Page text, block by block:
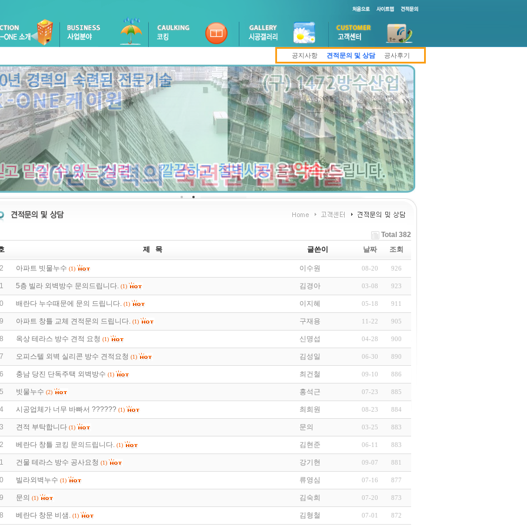
공지사항 견적문의 및 상담 공사후기
Total 382
제 목 글쓴이 날짜 조회
아파트 빗물누수 (1) 이수원 08-20 926
5층 빌라 외벽방수 문의드립니다. (1) 김경아 03-08 923
배란다 누수때문에 문의 드립니다. (1) 이지혜 05-18 911
아파트 창틀 교체 견적문의 드립니다. (1) 구재용 11-22 905
옥상 테라스 방수 견적 요청 (1) 신명섭 04-28 900
오피스텔 외벽 실리콘 방수 견적요청 (1) 김성일 06-30 890
충남 당진 단독주택 외벽방수 (1) 최건철 09-10 886
빗물누수 (2) 홍석근 07-23 885
시공업체가 너무 바빠서 ?????? (1) 최희원 08-23 884
견적 부탁합니다 (1) 문의 03-25 883
베란다 창틀 코킹 문의드립니다. (1) 김현준 06-11 883
건물 테라스 방수 공사요청 (1) 강기현 09-07 881
빌라외벽누수 (1) 류영심 07-16 877
문의 (1) 김숙희 07-20 873
베란다 창문 비샘. (1) 김형철 07-01 872